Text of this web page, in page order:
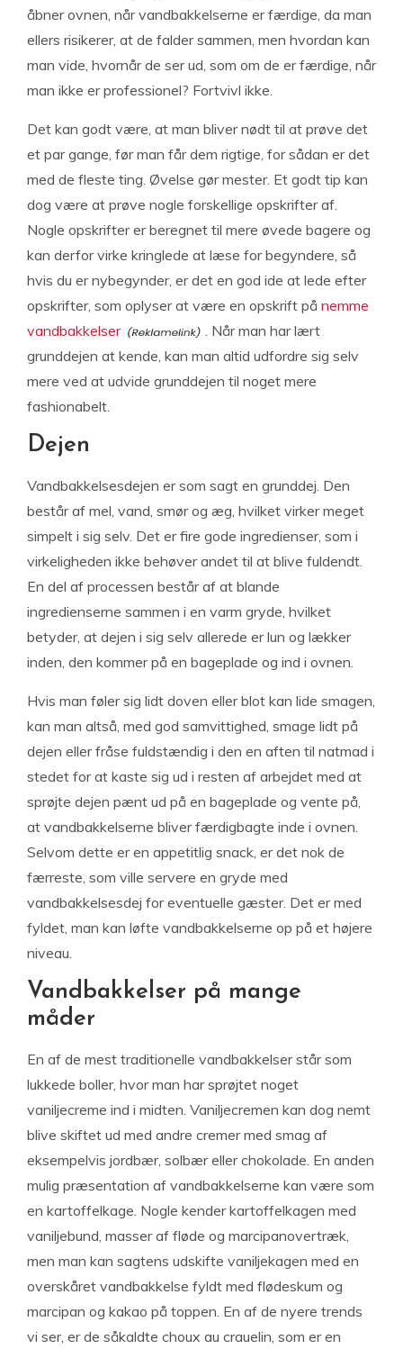
åbner ovnen, når vandbakkelserne er færdige, da man
ellers risikerer, at de falder sammen, men hvordan kan
man vide, hvornår de ser ud, som om de er færdige, når
man ikke er professionel? Fortvivl ikke.
Det kan godt være, at man bliver nødt til at prøve det
et par gange, før man får dem rigtige, for sådan er det
med de fleste ting. Øvelse gør mester. Et godt tip kan
dog være at prøve nogle forskellige opskrifter af.
Nogle opskrifter er beregnet til mere øvede bagere og
kan derfor virke kringlede at læse for begyndere, så
hvis du er nybegynder, er det en god ide at lede efter
opskrifter, som oplyser at være en opskrift på nemme
vandbakkelser
. Når man har lært
grunddejen at kende, kan man altid udfordre sig selv
mere ved at udvide grunddejen til noget mere
fashionabelt.
Dejen
Vandbakkelsesdejen er som sagt en grunddej. Den
består af mel, vand, smør og æg, hvilket virker meget
simpelt i sig selv. Det er fire gode ingredienser, som i
virkeligheden ikke behøver andet til at blive fuldendt.
En del af processen består af at blande
ingredienserne sammen i en varm gryde, hvilket
betyder, at dejen i sig selv allerede er lun og lækker
inden, den kommer på en bageplade og ind i ovnen.
Hvis man føler sig lidt doven eller blot kan lide smagen,
kan man altså, med god samvittighed, smage lidt på
dejen eller fråse fuldstændig i den en aften til natmad i
stedet for at kaste sig ud i resten af arbejdet med at
sprøjte dejen pænt ud på en bageplade og vente på,
at vandbakkelserne bliver færdigbagte inde i ovnen.
Selvom dette er en appetitlig snack, er det nok de
færreste, som ville servere en gryde med
vandbakkelsesdej for eventuelle gæster. Det er med
fyldet, man kan løfte vandbakkelserne op på et højere
niveau.
Vandbakkelser på mange
måder
En af de mest traditionelle vandbakkelser står som
lukkede boller, hvor man har sprøjtet noget
vaniljecreme ind i midten. Vaniljecremen kan dog nemt
blive skiftet ud med andre cremer med smag af
eksempelvis jordbær, solbær eller chokolade. En anden
mulig præsentation af vandbakkelserne kan være som
en kartoffelkage. Nogle kender kartoffelkagen med
vaniljebund, masser af fløde og marcipanovertræk,
men man kan sagtens udskifte vaniljekagen med en
overskåret vandbakkelse fyldt med flødeskum og
marcipan og kakao på toppen. En af de nyere trends
vi ser, er de såkaldte choux au crauelin, som er en